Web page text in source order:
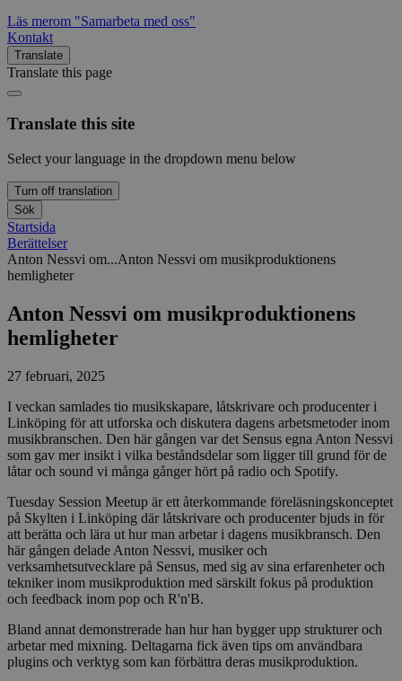
Läs merom "Samarbeta med oss"
Kontakt
Translate
Translate this page
Translate this site
Select your language in the dropdown menu below
Turn off translation
Sök
Startsida
Berättelser
Anton Nessvi om...Anton Nessvi om musikproduktionens
hemligheter
Anton Nessvi om musikproduktionens
hemligheter
27 februari, 2025
I veckan samlades tio musikskapare, låtskrivare och producenter i
Linköping för att utforska och diskutera dagens arbetsmetoder inom
musikbranschen. Den här gången var det Sensus egna Anton Nessvi
som gav mer insikt i vilka beståndsdelar som ligger till grund för de
låtar och sound vi många gånger hört på radio och Spotify.
Tuesday Session Meetup är ett återkommande föreläsningskonceptet
på Skylten i Linköping där låtskrivare och producenter bjuds in för
att berätta och lära ut hur man arbetar i dagens musikbransch. Den
här gången delade Anton Nessvi, musiker och
verksamhetsutvecklare på Sensus, med sig av sina erfarenheter och
tekniker inom musikproduktion med särskilt fokus på produktion
och feedback inom pop och R'n'B.
Bland annat demonstrerade han hur han bygger upp strukturer och
arbetar med mixning. Deltagarna fick även tips om användbara
plugins och verktyg som kan förbättra deras musikproduktion.